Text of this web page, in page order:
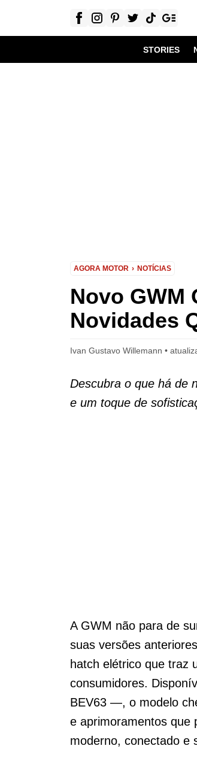
STORIES
AGORA MOTOR NOTÍCIAS
Novo GWM
Novidades
Ivan Gustavo Willemann
Descubra o que há de
e um toque de
A GWM não para de
suas versões
hatch elétrico que traz
consumidores.
BEV63 —, o modelo
e aprimoramentos que
moderno, conectado e